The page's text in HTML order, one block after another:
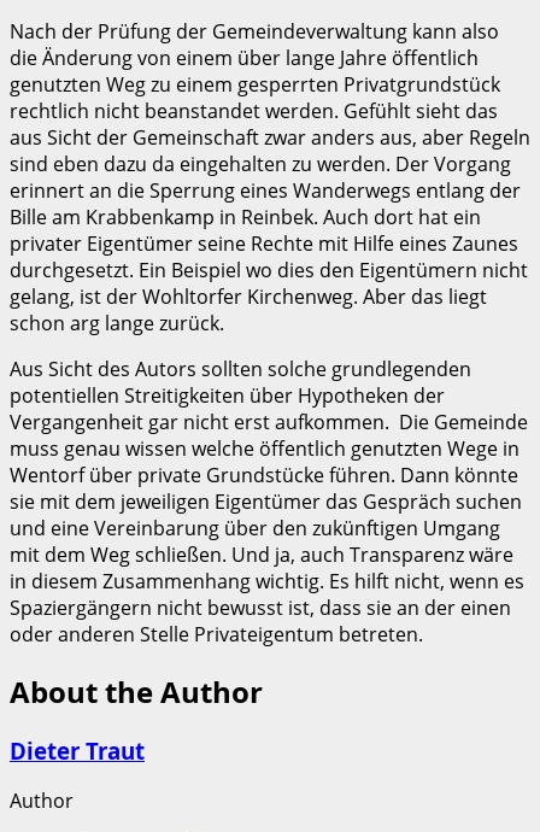
Nach der Prüfung der Gemeindeverwaltung kann also
die Änderung von einem über lange Jahre öffentlich
genutzten Weg zu einem gesperrten Privatgrundstück
rechtlich nicht beanstandet werden. Gefühlt sieht das
aus Sicht der Gemeinschaft zwar anders aus, aber Regeln
sind eben dazu da eingehalten zu werden. Der Vorgang
erinnert an die Sperrung eines Wanderwegs entlang der
Bille am Krabbenkamp in Reinbek. Auch dort hat ein
privater Eigentümer seine Rechte mit Hilfe eines Zaunes
durchgesetzt. Ein Beispiel wo dies den Eigentümern nicht
gelang, ist der Wohltorfer Kirchenweg. Aber das liegt
schon arg lange zurück.
Aus Sicht des Autors sollten solche grundlegenden
potentiellen Streitigkeiten über Hypotheken der
Vergangenheit gar nicht erst aufkommen. Die Gemeinde
muss genau wissen welche öffentlich genutzten Wege in
Wentorf über private Grundstücke führen. Dann könnte
sie mit dem jeweiligen Eigentümer das Gespräch suchen
und eine Vereinbarung über den zukünftigen Umgang
mit dem Weg schließen. Und ja, auch Transparenz wäre
in diesem Zusammenhang wichtig. Es hilft nicht, wenn es
Spaziergängern nicht bewusst ist, dass sie an der einen
oder anderen Stelle Privateigentum betreten.
About the Author
Dieter Traut
Author